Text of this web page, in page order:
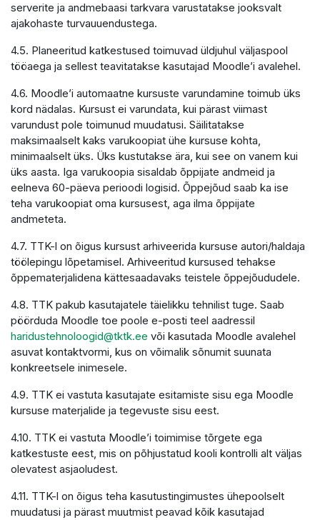
serverite ja andmebaasi tarkvara varustatakse jooksvalt
ajakohaste turvauuendustega.
4.5. Planeeritud katkestused toimuvad üldjuhul väljaspool
tööaega ja sellest teavitatakse kasutajad Moodle’i avalehel.
4.6. Moodle’i automaatne kursuste varundamine toimub üks
kord nädalas. Kursust ei varundata, kui pärast viimast
varundust pole toimunud muudatusi. Säilitatakse
maksimaalselt kaks varukoopiat ühe kursuse kohta,
minimaalselt üks. Üks kustutakse ära, kui see on vanem kui
üks aasta. Iga varukoopia sisaldab õppijate andmeid ja
eelneva 60-päeva perioodi logisid. Õppejõud saab ka ise
teha varukoopiat oma kursusest, aga ilma õppijate
andmeteta.
4.7. TTK-l on õigus kursust arhiveerida kursuse autori/haldaja
töölepingu lõpetamisel. Arhiveeritud kursused tehakse
õppematerjalidena kättesaadavaks teistele õppejõududele.
4.8. TTK pakub kasutajatele täielikku tehnilist tuge. Saab
pöörduda Moodle toe poole e-posti teel aadressil
haridustehnoloogid@tktk.ee või kasutada Moodle avalehel
asuvat kontaktvormi, kus on võimalik sõnumit suunata
konkreetsele inimesele.
4.9. TTK ei vastuta kasutajate esitamiste sisu ega Moodle
kursuse materjalide ja tegevuste sisu eest.
4.10. TTK ei vastuta Moodle’i toimimise tõrgete ega
katkestuste eest, mis on põhjustatud kooli kontrolli alt väljas
olevatest asjaoludest.
4.11. TTK-l on õigus teha kasutustingimustes ühepoolselt
muudatusi ja pärast muutmist peavad kõik kasutajad